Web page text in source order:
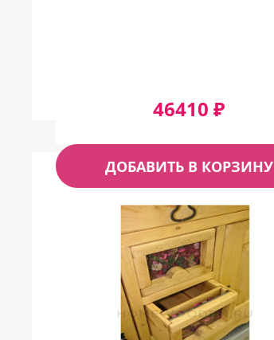
46410 ₽
ДОБАВИТЬ В КОРЗИНУ